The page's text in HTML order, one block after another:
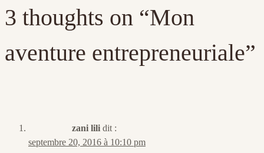
3 thoughts on “Mon
aventure entrepreneuriale”
zani lili dit :
septembre 20, 2016 à 10:10 pm